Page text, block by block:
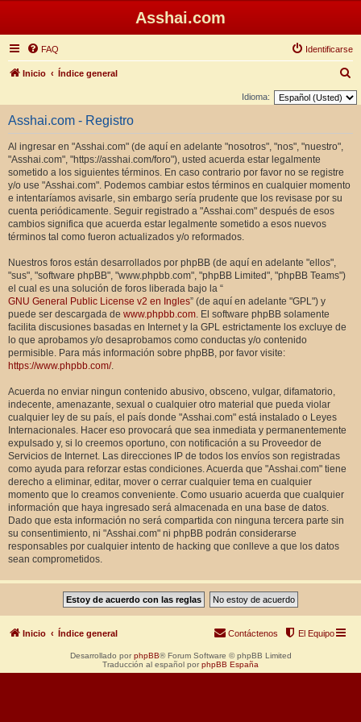
Asshai.com
FAQ Identificarse
Inicio Índice general
u
Idioma:
Asshai.com - Registro
Al ingresar en "Asshai.com" (de aquí en adelante "nosotros", "nos", "nuestro",
"Asshai.com", "https://asshai.com/foro"), usted acuerda estar legalmente
sometido a los siguientes términos. En caso contrario por favor no se registre
y/o use "Asshai.com". Podemos cambiar estos términos en cualquier momento
e intentaríamos avisarle, sin embargo sería prudente que los revisase por su
cuenta periódicamente. Seguir registrado a "Asshai.com" después de esos
cambios significa que acuerda estar legalmente sometido a esos nuevos
términos tal como fueron actualizados y/o reformados.
Nuestros foros están desarrollados por phpBB (de aquí en adelante "ellos",
"sus", "software phpBB", "www.phpbb.com", "phpBB Limited", "phpBB Teams")
el cual es una solución de foros liberada bajo la “
GNU General Public License v2 en Ingles” (de aquí en adelante "GPL") y
puede ser descargada de www.phpbb.com. El software phpBB solamente
facilita discusiones basadas en Internet y la GPL estrictamente los excluye de
lo que aprobamos y/o desaprobamos como conductas y/o contenido
permisible. Para más información sobre phpBB, por favor visite:
https://www.phpbb.com/.
Acuerda no enviar ningun contenido abusivo, obsceno, vulgar, difamatorio,
indecente, amenazante, sexual o cualquier otro material que pueda violar
cualquier ley de su país, el país donde "Asshai.com" está instalado o Leyes
Internacionales. Hacer eso provocará que sea inmediata y permanentemente
expulsado y, si lo creemos oportuno, con notificación a su Proveedor de
Servicios de Internet. Las direcciones IP de todos los envíos son registradas
como ayuda para reforzar estas condiciones. Acuerda que "Asshai.com" tiene
derecho a eliminar, editar, mover o cerrar cualquier tema en cualquier
momento que lo creamos conveniente. Como usuario acuerda que cualquier
información que haya ingresado será almacenada en una base de datos.
Dado que esta información no será compartida con ninguna tercera parte sin
su consentimiento, ni "Asshai.com" ni phpBB podrán considerarse
responsables por cualquier intento de hacking que conlleve a que los datos
sean comprometidos.
Inicio Índice general El Equipo
Contáctenos
Desarrollado por phpBB® Forum Software © phpBB Limited
Traducción al español por phpBB España